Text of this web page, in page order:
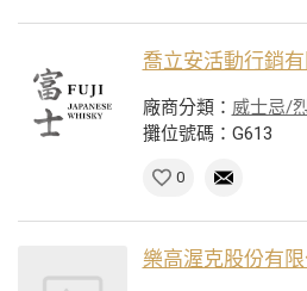
喬立安活動行銷
廠商分類： 威士忌/
攤位號碼：G613
0
樂高渥克股份有限